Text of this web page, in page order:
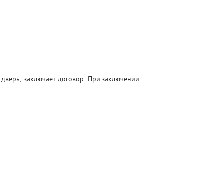
заключает договор. При заключении